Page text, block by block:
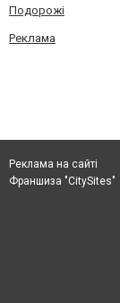
Подорожі
Реклама
Реклама на сайті
Франшиза "CitySites"